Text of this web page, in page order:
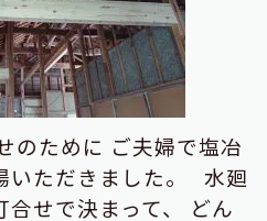
のために ご夫婦で塩冶
いただきました。
水廻
合せで決まって、
どん